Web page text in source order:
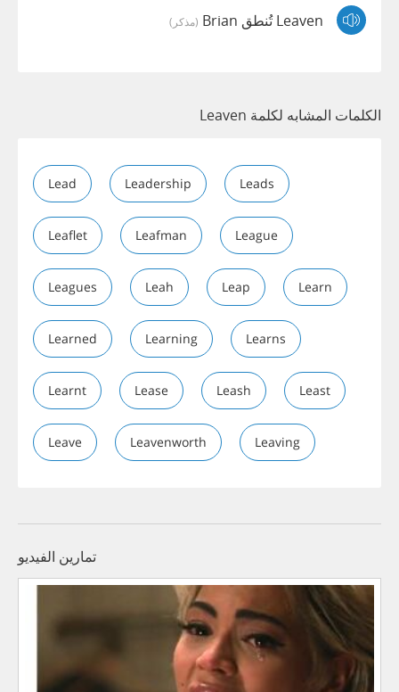
Leaven تُنطق Brian (مذكر)
الكلمات المشابه لكلمة Leaven
Lead Leadership Leads
Leaflet Leafman League
Leagues Leah Leap Learn
Learned Learning Learns
Learnt Lease Leash Least
Leave Leavenworth Leaving
تمارين الفيديو